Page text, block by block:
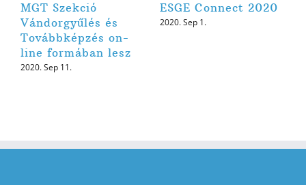
MGT Szekció
Vándorgyűlés és
Továbbképzés on-
line formában lesz
2020. Sep 11.
ESGE Connect 2020
2020. Sep 1.